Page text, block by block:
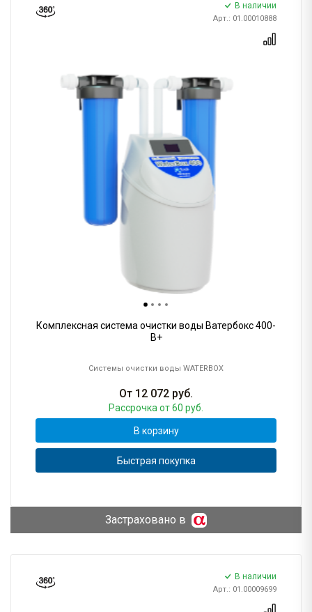
В наличии
Арт.: 01.00010888
Комплексная система очистки воды Ватербокс 400-
B+
Системы очистки воды WATERBOX
От 12 072 руб.
Рассрочка от 60 руб.
В корзину
Быстрая покупка
Застраховано в
В наличии
Арт.: 01.00009699